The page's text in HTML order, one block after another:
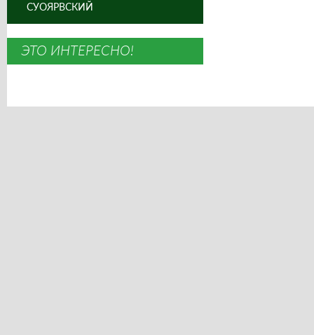
СУОЯРВСКИЙ
ЭТО ИНТЕРЕСНО!